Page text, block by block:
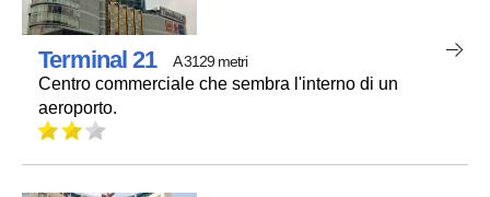
Terminal 21 A 3129 metri
Centro commerciale che sembra l'interno di un
aeroporto.